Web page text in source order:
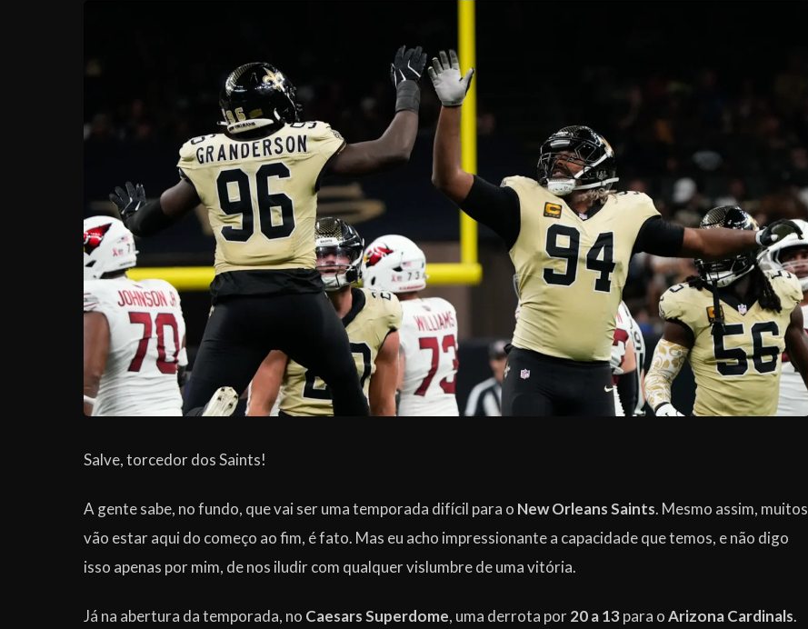
Salve, torcedor dos Saints!
A gente sabe, no fundo, que vai ser uma temporada difícil para o New Orleans Saints. Mesmo assim, muitos
vão estar aqui do começo ao fim, é fato. Mas eu acho impressionante a capacidade que temos, e não digo
isso apenas por mim, de nos iludir com qualquer vislumbre de uma vitória.
Já na abertura da temporada, no Caesars Superdome, uma derrota por20 a 13 para oArizona Cardinals.